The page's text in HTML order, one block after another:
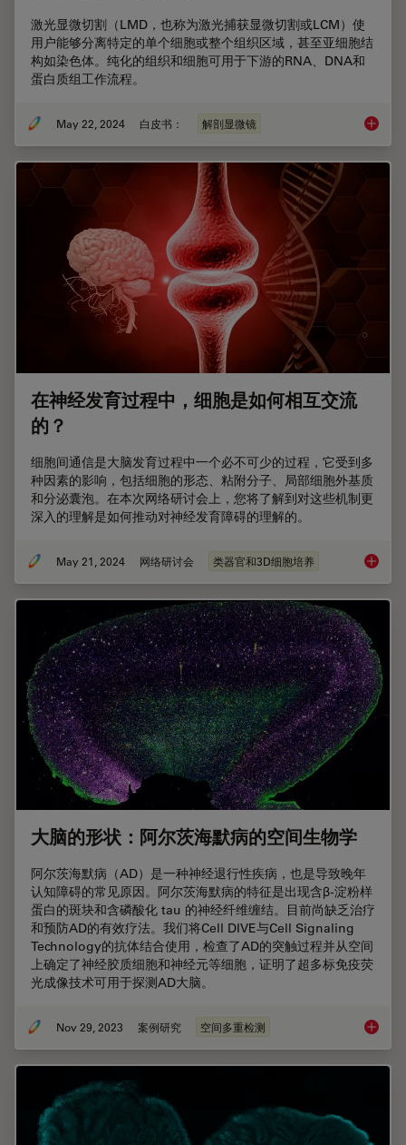
激光显微切割（LMD，也称为激光捕获显微切割或LCM）使
用户能够分离特定的单个细胞或整个组织区域，甚至亚细胞结
构如染色体。纯化的组织和细胞可用于下游的RNA、DNA和
蛋白质组工作流程。
May 22, 2024 白皮书： 解剖显微镜 激光显
在神经发育过程中，细胞是如何相互交流
的？
细胞间通信是大脑发育过程中一个必不可少的过程，它受到多
种因素的影响，包括细胞的形态、粘附分子、局部细胞外基质
和分泌囊泡。在本次网络研讨会上，您将了解到对这些机制更
深入的理解是如何推动对神经发育障碍的理解的。
May 21, 2024 网络研讨会 类器官和3D细胞培养 在神经
大脑的形状：阿尔茨海默病的空间生物学
阿尔茨海默病（AD）是一种神经退行性疾病，也是导致晚年
认知障碍的常见原因。阿尔茨海默病的特征是出现含β-淀粉样
蛋白的斑块和含磷酸化 tau 的神经纤维缠结。目前尚缺乏治疗
和预防AD的有效疗法。我们将Cell DIVE与Cell Signaling
Technology的抗体结合使用，检查了AD的突触过程并从空间
上确定了神经胶质细胞和神经元等细胞，证明了超多标免疫荧
光成像技术可用于探测AD大脑。
Nov 29, 2023 案例研究 空间多重检测 大脑的